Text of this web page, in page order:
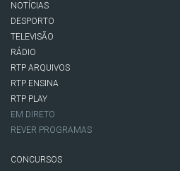
NOTÍCIAS
DESPORTO
TELEVISÃO
RÁDIO
RTP ARQUIVOS
RTP ENSINA
RTP PLAY
EM DIRETO
REVER PROGRAMAS
CONCURSOS